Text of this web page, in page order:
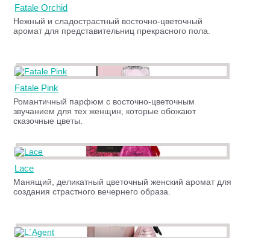
Fatale Orchid
Нежный и сладострастный восточно-цветочный
аромат для представительниц прекрасного пола.
Fatale Pink
Романтичный парфюм с восточно-цветочным
звучанием для тех женщин, которые обожают
сказочные цветы.
Lace
Манящий, деликатный цветочный женский аромат для
создания страстного вечернего образа.